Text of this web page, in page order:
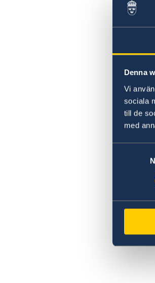
Denna
Vi
sociala
till de
med